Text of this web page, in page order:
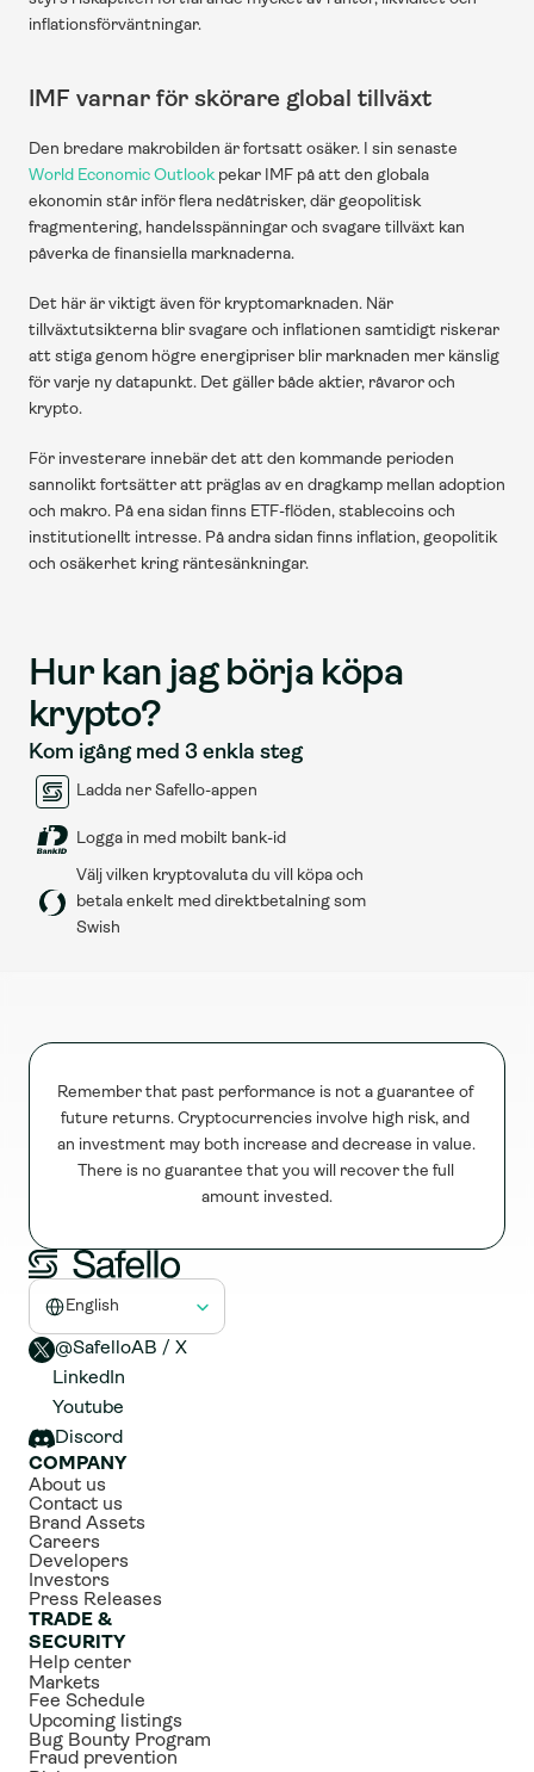
inflationsförväntningar.
IMF varnar för skörare global tillväxt
World Economic Outlook pekar IMF på att den globala
ekonomin står inför flera nedåtrisker, där geopolitisk
fragmentering, handelsspänningar och svagare tillväxt kan
påverka de finansiella marknaderna.
Det här är viktigt även för kryptomarknaden. När
tillväxtutsikterna blir svagare och inflationen samtidigt riskerar
att stiga genom högre energipriser blir marknaden mer känslig
för varje ny datapunkt. Det gäller både aktier, råvaror och
krypto.
För investerare innebär det att den kommande perioden
sannolikt fortsätter att präglas av en dragkamp mellan adoption
och makro. På ena sidan finns ETF-flöden, stablecoins och
institutionellt intresse. På andra sidan finns inflation, geopolitik
och osäkerhet kring räntesänkningar.
Hur kan jag börja köpa
krypto?
Kom igång med 3 enkla steg
Ladda ner Safello-appen
Logga in med mobilt bank-id
Välj vilken kryptovaluta du vill köpa och
betala enkelt med direktbetalning som
Swish
Remember that past performance is not a guarantee of
future returns. Cryptocurrencies involve high risk, and
an investment may both increase and decrease in value.
There is no guarantee that you will recover the full
amount invested.
Select Language
English
@SafelloAB / X
LinkedIn
Youtube
Discord
COMPANY
About us
Contact us
Brand Assets
Careers
Developers
Investors
Press Releases
TRADE &
SECURITY
Help center
Markets
Fee Schedule
Upcoming listings
Bug Bounty Program
Fraud prevention